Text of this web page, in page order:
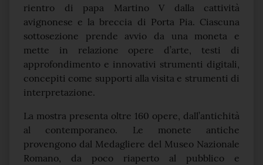
rientro di papa Martino V dalla cattività
avignonese e la breccia di Porta Pia. Ciascuna
sottosezione prende avvio da una moneta e
mette in relazione opere d’arte, testi di
approfondimento e innovativi strumenti digitali,
concepiti come supporti alla visita e strumenti di
interpretazione.
La mostra presenta oltre 160 opere, dall’antichità
al contemporaneo. Le monete antiche
provengono dal Medagliere del Museo Nazionale
Romano, da poco riaperto al pubblico e